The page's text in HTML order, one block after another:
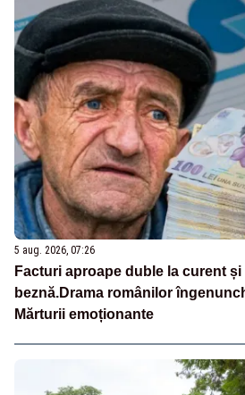
5 aug. 2026, 07:26
Facturi aproape duble la curent
beznă.Drama românilor
Mărturii emoționante